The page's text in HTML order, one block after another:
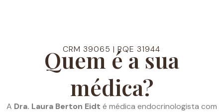
CRM 39065 | RQE 31944
Quem é a sua
médica?
A Dra. Laura Berton Eidt é médica endocrinologista com